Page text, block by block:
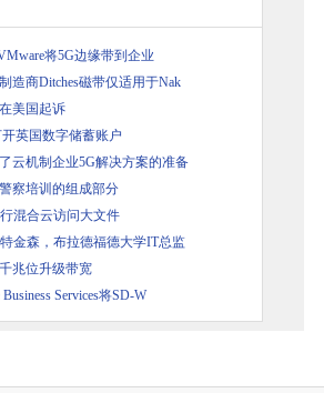
将5G边缘带到企业
造商Ditches磁带仅适用于Nak
美国起诉
开英国数字储蓄账户
云机制企业5G解决方案的准备
察培训的组成部分
混合云访问大文件
金森，布拉德福德大学IT总监
兆位升级带宽
Services将SD-W